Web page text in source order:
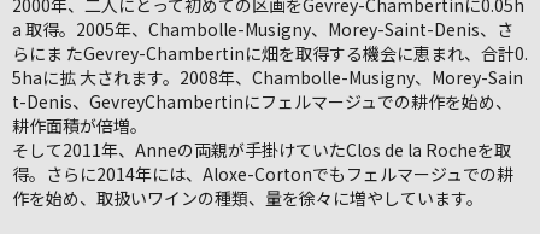
a 取得。2005年、Chambolle-Musigny、Morey-Saint-Denis、さ
らにま たGevrey-Chambertinに畑を取得する機会に恵まれ、合計0.
5haに拡 大されます。2008年、Chambolle-Musigny、Morey-Sain
t-Denis、GevreyChambertinにフェルマージュでの耕作を始め、
耕作面積が倍増。
そして2011年、Anneの両親が手掛けていたClos de la Rocheを取
得。さらに2014年には、Aloxe-Cortonでもフェルマージュでの耕
作を始め、取扱いワインの種類、量を徐々に増やしています。